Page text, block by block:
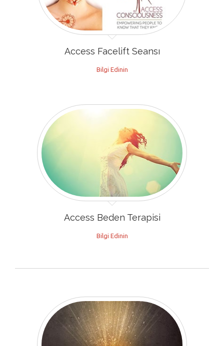
Access Facelift Seansı
Bilgi Edinin
Access Beden Terapisi
Bilgi Edinin